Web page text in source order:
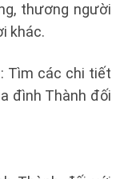
thương người
khác.
Tìm các chi tiết
đình Thành đối